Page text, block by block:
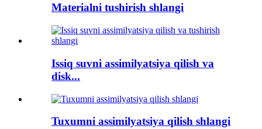
Materialni tushirish shlangi
Issiq suvni assimilyatsiya qilish va
disk...
Tuxumni assimilyatsiya qilish shlangi